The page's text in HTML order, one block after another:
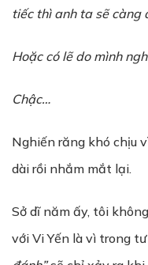
tiếc thì anh ta sẽcàng
Hoặc có lẽ do mình
Chậc…
Nghiến răng khó chịu
dài rồi nhắm mắt lại.
Sở dĩ năm ấy, tôi
với Vi Yến là vì trong